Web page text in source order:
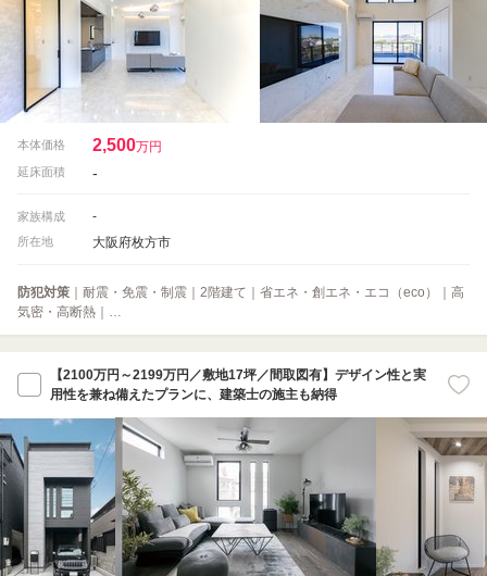
本体価格 2,500万円
延床面積 -
家族構成 -
所在地 大阪府枚方市
防犯対策 ｜耐震・免震・制震｜2階建て｜省エネ・創エネ・エコ（eco）｜高
気密・高断熱｜…
【2100万円～2199万円／敷地17坪／間取図有】デザイン性と実
用性を兼ね備えたプランに、建築士の施主も納得